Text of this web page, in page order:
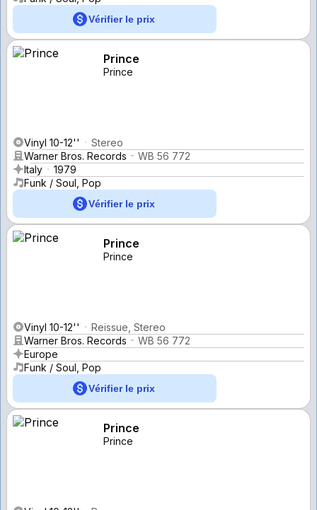
Vérifier le prix
Prince
Prince
Vinyl 10-12''
Stereo
Warner Bros. Records
WB 56 772
Italy
1979
Funk / Soul, Pop
Vérifier le prix
Prince
Prince
Vinyl 10-12''
Reissue, Stereo
Warner Bros. Records
WB 56 772
Europe
Funk / Soul, Pop
Vérifier le prix
Prince
Prince